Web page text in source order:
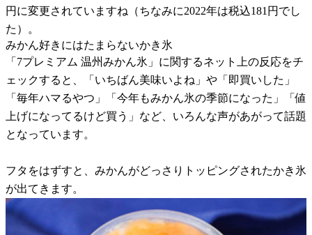
円に変更されていますね（ちなみに2022年は税込181円でし
た）。
みかん好きにはたまらないかき氷
「7プレミアム 温州みかん氷」に関するネット上の反応をチ
ェックすると、「いちばん美味いよね」や「即買いした」
「毎年ハマるやつ」「今年もみかん氷の季節になった」「値
上げになってるけど買う」など、いろんな声があがって話題
となっています。
フタをはずすと、みかんがどっさりトッピングされたかき氷
が出てきます。